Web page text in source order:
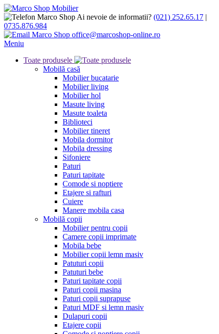
Ai nevoie de informatii? (021) 252.65.17 |
0735.876.984
office@marcoshop-online.ro
Meniu
Toate produsele
Mobilă casă
Mobilier bucatarie
Mobilier living
Mobilier hol
Masute living
Masute toaleta
Biblioteci
Mobilier tineret
Mobila dormitor
Mobila dressing
Sifoniere
Paturi
Paturi tapitate
Comode si noptiere
Etajere si rafturi
Cuiere
Manere mobila casa
Mobilă copii
Mobilier pentru copii
Camere copii imprimate
Mobila bebe
Mobilier copii lemn masiv
Patuturi copii
Patuturi bebe
Paturi tapitate copii
Paturi copii masina
Paturi copii suprapuse
Paturi MDF si lemn masiv
Dulapuri copii
Etajere copii